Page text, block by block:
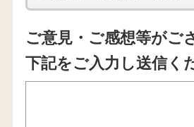
ご意見・ご感想等がご
下記をご入力し送信く